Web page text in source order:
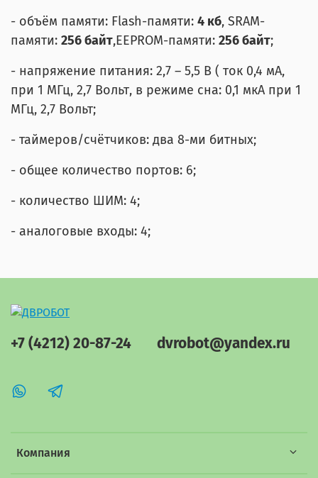
- объём памяти: Flash-памяти: 4 кб, SRAM-
памяти: 256 байт,EEPROM-памяти: 256 байт;
- напряжение питания: 2,7 – 5,5 В ( ток 0,4 мА,
при 1 МГц, 2,7 Вольт, в режиме сна: 0,1 мкА при 1
МГц, 2,7 Вольт;
- таймеров/счётчиков: два 8-ми битных;
- общее количество портов: 6;
- количество ШИМ: 4;
- аналоговые входы: 4;
Компания
+7 (4212) 20-87-24 dvrobot@yandex.ru